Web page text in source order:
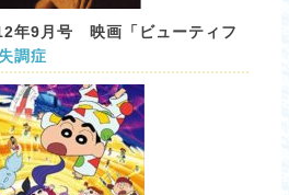
年9月号 映画「ビューティフ
調症